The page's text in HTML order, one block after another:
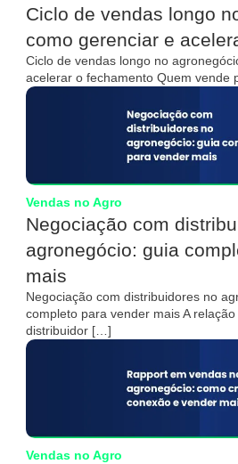
Ciclo de vendas longo
como gerenciar e
Ciclo de vendas longo no
acelerar o fechamento Quem vende
Vendas no Agro
Negociação com
agronegócio: guia
mais
Negociação com distribuidores no
completo para vender mais A
distribuidor […]
Vendas no Agro